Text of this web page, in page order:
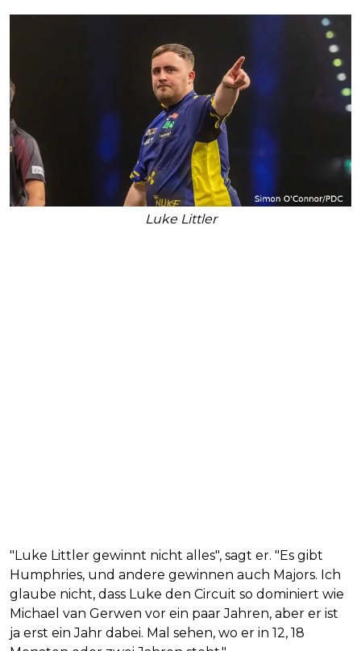
Luke Littler
"Luke Littler gewinnt nicht alles", sagt er. "Es gibt
Humphries, und andere gewinnen auch Majors. Ich
glaube nicht, dass Luke den Circuit so dominiert wie
Michael van Gerwen vor ein paar Jahren, aber er ist
ja erst ein Jahr dabei. Mal sehen, wo er in 12, 18